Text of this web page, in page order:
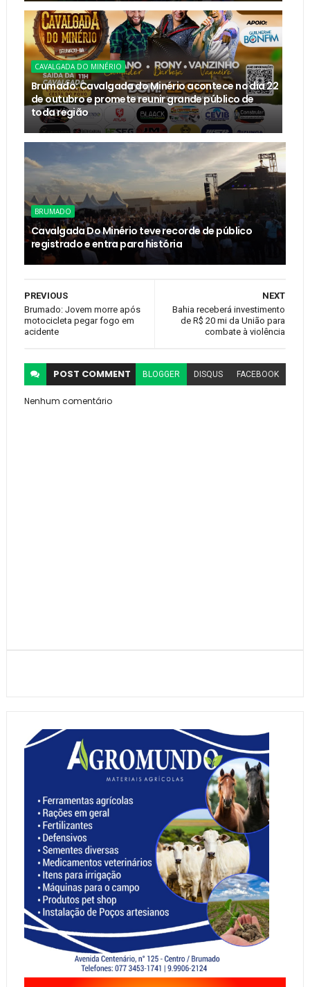
CAVALGADA DO MINÉRIO
Brumado: Cavalgada do Minério acontece no dia 22
de outubro e promete reunir grande público de
toda região
BRUMADO
Cavalgada Do Minério teve recorde de público
registrado e entra para história
NEXT
Bahia receberá investimento
de R$ 20 mi da União para
combate à violência
PREVIOUS
Brumado: Jovem morre após
motocicleta pegar fogo em
acidente
POST COMMENT BLOGGER DISQUS FACEBOOK
Nenhum comentário